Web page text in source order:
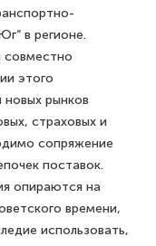
в регионе.
этого
новых рынков
страховых и
сопряжение
поставок.
опираются на
времени,
использовать,